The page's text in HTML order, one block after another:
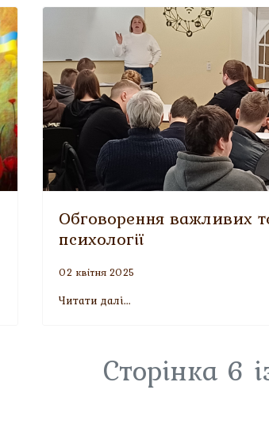
Обговорення важливих
психології
02 квітня 2025
Читати далі...
Сторінка 6